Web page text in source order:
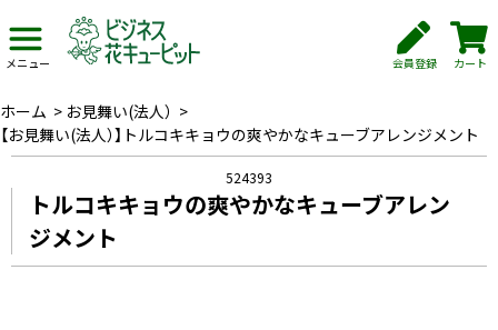
メニュー 会員登録 カート
ホーム > お見舞い(法人） >
【お見舞い(法人）】トルコキキョウの爽やかなキューブアレンジメント
524393
トルコキキョウの爽やかなキューブアレン
ジメント